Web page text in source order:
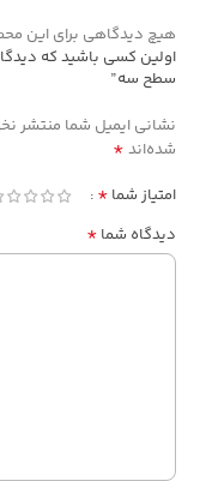
هیچ دیدگاهی برای این
اولین کسی باشید که
سطح سه”
نشانی ایمیل شما منتشر
شده‌اند *
امتیاز شما *
دیدگاه شما *